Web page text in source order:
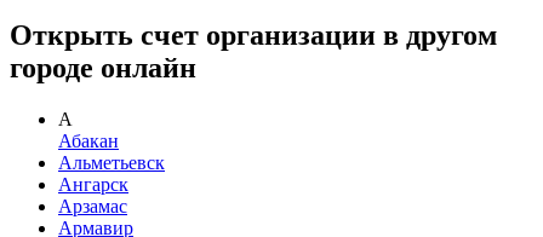
Открыть счет организации в другом
городе онлайн
А
Абакан
Альметьевск
Ангарск
Арзамас
Армавир